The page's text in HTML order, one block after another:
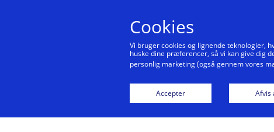
Betal sikkert med
Cookies
Vi bruger cookies og lignende teknologier,
huske dine præferencer, så vi kan give dig
personlig marketing (også gennem vores
Accepter Afvis